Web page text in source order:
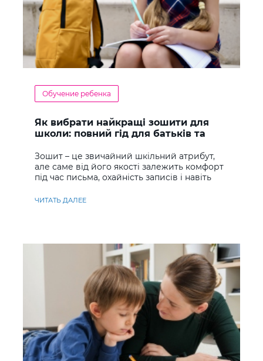
Обучение ребенка
Як вибрати найкращі зошити для
школи: повний гід для батьків та
Зошит – це звичайний шкільний атрибут,
але саме від його якості залежить комфорт
під час письма, охайність записів і навіть
ЧИТАТЬ ДАЛЕЕ